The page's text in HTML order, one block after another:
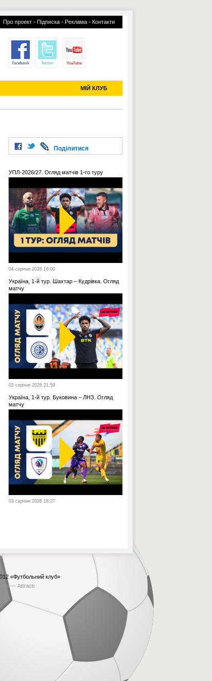
Про проект - Підписка - Реклама - Контакти
МІЙ КЛУБ
УСІ ТРАНСФЕРИ
Поділитися
УПЛ-2026/27. Огляд матчів 1-го туру
04 серпня 2026 16:00
Україна, 1-й тур. Шахтар – Кудрівка. Огляд
матчу
03 серпня 2026 21:59
Україна, 1-й тур. Буковина – ЛНЗ. Огляд
матчу
03 серпня 2026 18:27
«Футбольний клуб»
— Attracti